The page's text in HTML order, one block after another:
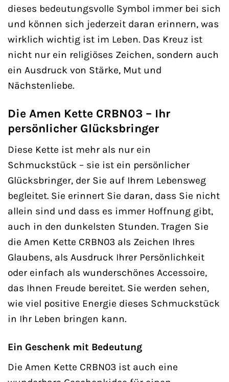
dieses bedeutungsvolle Symbol immer bei sich
und können sich jederzeit daran erinnern, was
wirklich wichtig ist im Leben. Das Kreuz ist
nicht nur ein religiöses Zeichen, sondern auch
ein Ausdruck von Stärke, Mut und
Nächstenliebe.
Die Amen Kette CRBN03 – Ihr
persönlicher Glücksbringer
Diese Kette ist mehr als nur ein
Schmuckstück – sie ist ein persönlicher
Glücksbringer, der Sie auf Ihrem Lebensweg
begleitet. Sie erinnert Sie daran, dass Sie nicht
allein sind und dass es immer Hoffnung gibt,
auch in den dunkelsten Stunden. Tragen Sie
die Amen Kette CRBN03 als Zeichen Ihres
Glaubens, als Ausdruck Ihrer Persönlichkeit
oder einfach als wunderschönes Accessoire,
das Ihnen Freude bereitet. Sie werden sehen,
wie viel positive Energie dieses Schmuckstück
in Ihr Leben bringen kann.
Ein Geschenk mit Bedeutung
Die Amen Kette CRBN03 ist auch eine